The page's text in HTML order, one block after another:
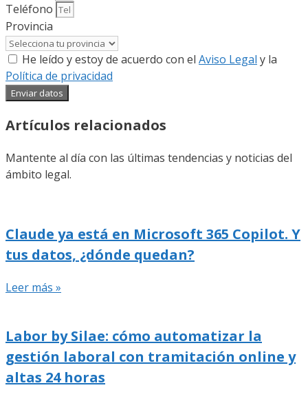
Teléfono
Provincia
He leído y estoy de acuerdo con el Aviso Legal y la
Política de privacidad
Enviar datos
Artículos relacionados
Mantente al día con las últimas tendencias y noticias del
ámbito legal.
Claude ya está en Microsoft 365 Copilot. Y
tus datos, ¿dónde quedan?
Leer más »
Labor by Silae: cómo automatizar la
gestión laboral con tramitación online y
altas 24 horas